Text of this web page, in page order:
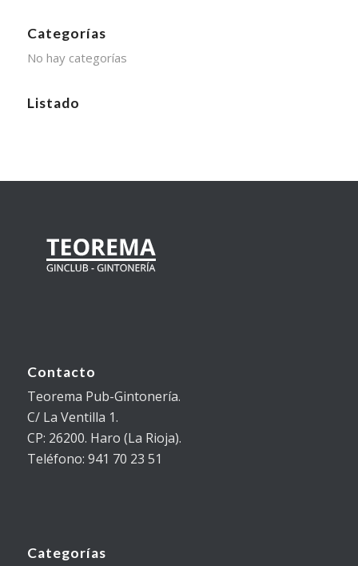
Categorías
No hay categorías
Listado
Contacto
Teorema Pub-Gintonería.
C/ La Ventilla 1.
CP: 26200. Haro (La Rioja).
Teléfono: 941 70 23 51
Categorías